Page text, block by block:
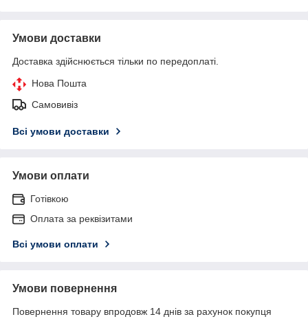
Умови доставки
Доставка здійснюється тільки по передоплаті.
Нова Пошта
Самовивіз
Всі умови доставки
Умови оплати
Готівкою
Оплата за реквізитами
Всі умови оплати
Умови повернення
Повернення товару впродовж 14 днів за рахунок покупця